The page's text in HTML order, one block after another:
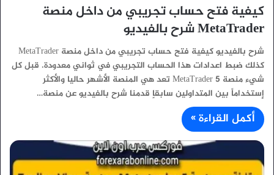
كيفية فتح حساب تجريبي من داخل منصة
MetaTrader شرح بالفيديو
شرح بالفيديو كيفية فتح حساب تجريبي من داخل منصة MetaTrader
كذلك ضبط اعدادات هذا الحساب التجريبي في ثواني معدودة. قبل كل
شيء منصة MetaTrader 5 تعد هي المنصة الأشهر حاليا والأكثر
إستخداماً بين المتداولين سابقاٍ قدمنا شرح بالفيديو عن منصة…
أكمل القراءة »